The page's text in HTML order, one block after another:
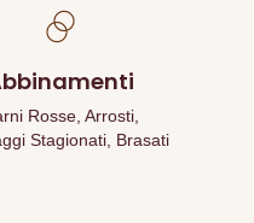
Rosse, Arrosti,
Stagionati, Brasati